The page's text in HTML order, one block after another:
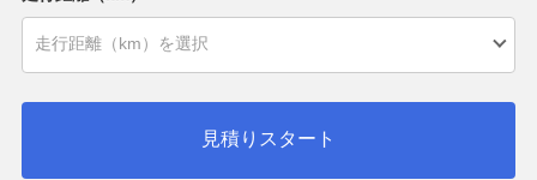
見積りスタート